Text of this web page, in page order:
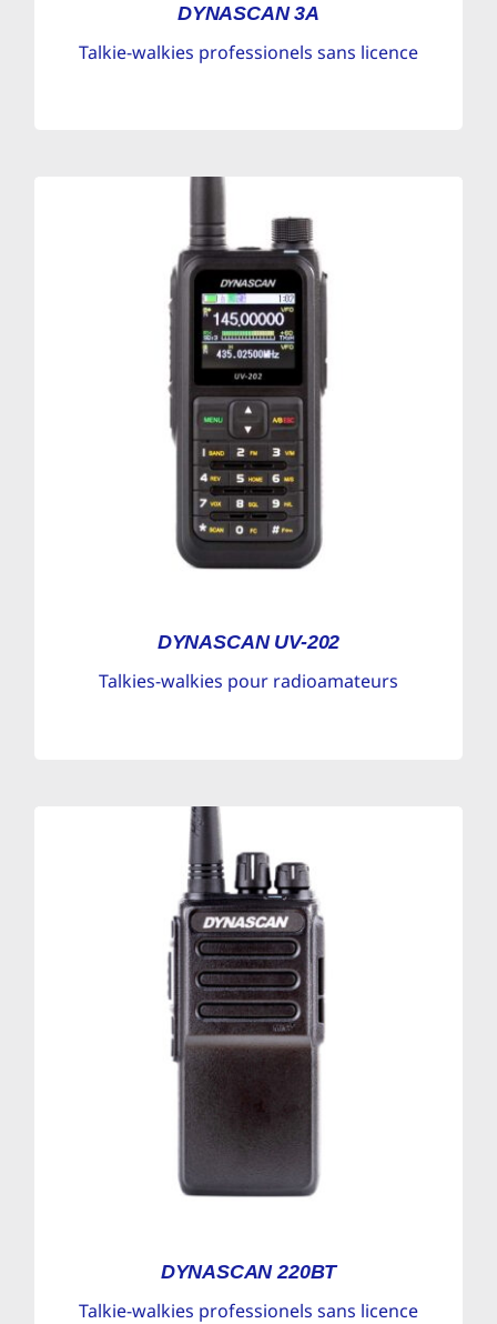
DYNASCAN 3A
Talkie-walkies professionels sans licence
DYNASCAN UV-202
Talkies-walkies pour radioamateurs
DYNASCAN 220BT
Talkie-walkies professionels sans licence